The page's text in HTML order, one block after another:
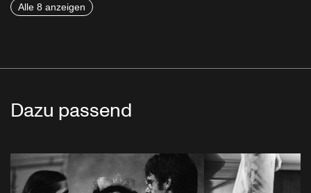
Alle 8 anzeigen
Dazu passend